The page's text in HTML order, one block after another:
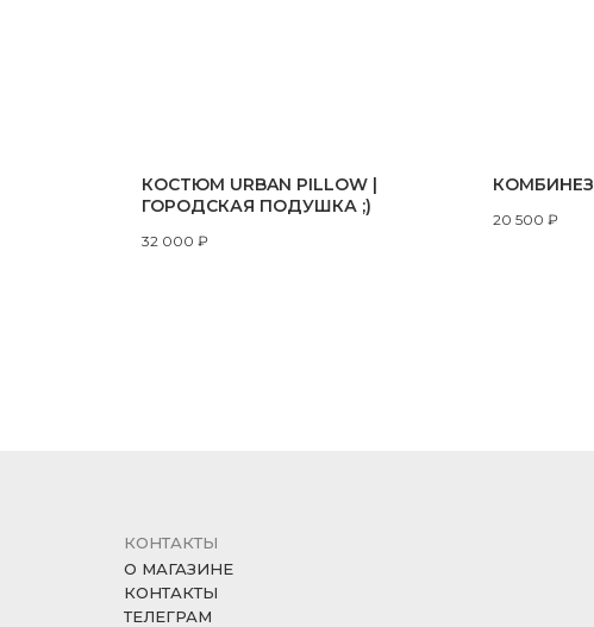
КОСТЮМ URBAN PILLOW |
ГОРОДСКАЯ ПОДУШКА ;)
32 000 ₽
20 500 ₽
КОНТАКТЫ
О МАГАЗИНЕ
КОНТАКТЫ
ТЕЛЕГРАМ